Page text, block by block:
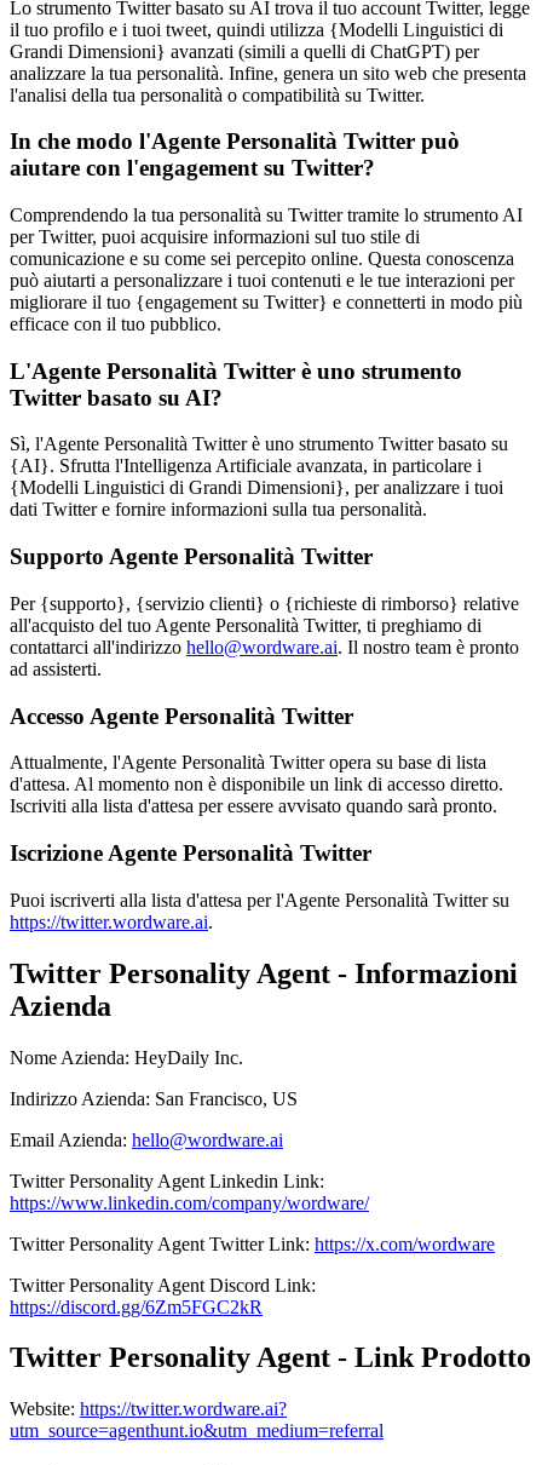
Lo strumento Twitter basato su AI trova il tuo account Twitter, legge
il tuo profilo e i tuoi tweet, quindi utilizza {Modelli Linguistici di
Grandi Dimensioni} avanzati (simili a quelli di ChatGPT) per
analizzare la tua personalità. Infine, genera un sito web che presenta
l'analisi della tua personalità o compatibilità su Twitter.
In che modo l'Agente Personalità Twitter può
aiutare con l'engagement su Twitter?
Comprendendo la tua personalità su Twitter tramite lo strumento AI
per Twitter, puoi acquisire informazioni sul tuo stile di
comunicazione e su come sei percepito online. Questa conoscenza
può aiutarti a personalizzare i tuoi contenuti e le tue interazioni per
migliorare il tuo {engagement su Twitter} e connetterti in modo più
efficace con il tuo pubblico.
L'Agente Personalità Twitter è uno strumento
Twitter basato su AI?
Sì, l'Agente Personalità Twitter è uno strumento Twitter basato su
{AI}. Sfrutta l'Intelligenza Artificiale avanzata, in particolare i
{Modelli Linguistici di Grandi Dimensioni}, per analizzare i tuoi
dati Twitter e fornire informazioni sulla tua personalità.
Supporto Agente Personalità Twitter
Per {supporto}, {servizio clienti} o {richieste di rimborso} relative
all'acquisto del tuo Agente Personalità Twitter, ti preghiamo di
contattarci all'indirizzo hello@wordware.ai. Il nostro team è pronto
ad assisterti.
Accesso Agente Personalità Twitter
Attualmente, l'Agente Personalità Twitter opera su base di lista
d'attesa. Al momento non è disponibile un link di accesso diretto.
Iscriviti alla lista d'attesa per essere avvisato quando sarà pronto.
Iscrizione Agente Personalità Twitter
Puoi iscriverti alla lista d'attesa per l'Agente Personalità Twitter su
https://twitter.wordware.ai.
Twitter Personality Agent - Informazioni
Azienda
Nome Azienda: HeyDaily Inc.
Indirizzo Azienda: San Francisco, US
Email Azienda: hello@wordware.ai
Twitter Personality Agent Linkedin Link:
https://www.linkedin.com/company/wordware/
Twitter Personality Agent Twitter Link: https://x.com/wordware
Twitter Personality Agent Discord Link:
https://discord.gg/6Zm5FGC2kR
Twitter Personality Agent - Link Prodotto
Website: https://twitter.wordware.ai?
utm_source=agenthunt.io&utm_medium=referral